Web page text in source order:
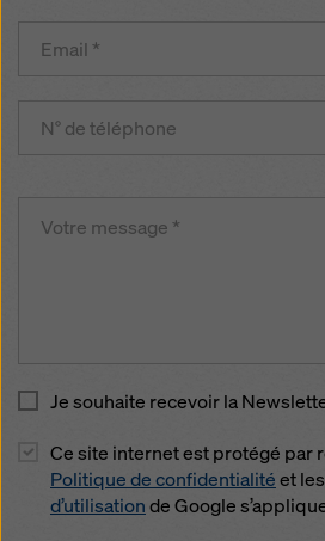
Je souhaite recevoir la
Ce site internet est protégé par
Politique de confidentialitéet les
d’utilisationde Google